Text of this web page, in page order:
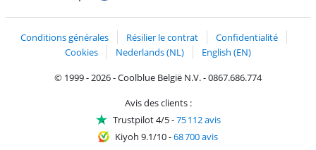
Conditions générales Résilier le contrat
Confidentialité
Cookies
Nederlands (NL)
English (EN)
© 1999 - 2026 - Coolblue België N.V. - 0867.686.774
Avis des clients :
Trustpilot 4/5-75 112 avis
Kiyoh 9.1/10-68 700 avis